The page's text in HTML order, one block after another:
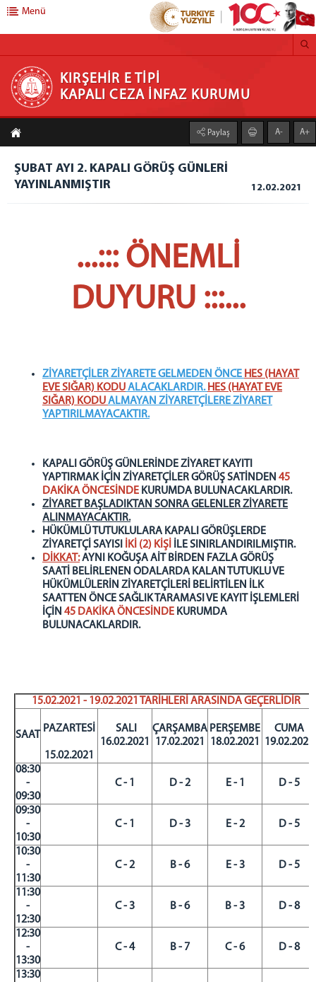
KIRŞEHİR E TİPİ KAPALI CEZA İNFAZ KURUMU
Anasayfa
Bilgilendirme
Mevzuat Bilgi Sistemi
Duyurular
Açık Görüş Günleri
Telefon Görüş Günleri
İşyurdu Faaliyetleri
Satış Mağazası
Çini Atölyesi
Çini ve Ahşap Örnek Modeller
Eğitim Birimi
Emanet Para Bürosu
Sağlık Hizmetleri
Psiko Sosyal Servis
Ziyaret Kabul Bürosu
İletişim
Menü
KIRŞEHİR E TİPİ
KAPALI CEZA İNFAZ KURUMU
Paylaş A- A+
ŞUBAT AYI 2. KAPALI GÖRÜŞ GÜNLERİ
YAYINLANMIŞTIR
12.02.2021
...::: ÖNEMLİ
DUYURU :::...
ZİYARETÇİLER ZİYARETE GELMEDEN ÖNCE HES (HAYAT
EVE SIĞAR) KODUALACAKLARDIR.HES (HAYAT EVE
SIĞAR) KODUALMAYAN ZİYARETÇİLERE ZİYARET
YAPTIRILMAYACAKTIR.
KAPALI GÖRÜŞ GÜNLERİNDE ZİYARET KAYITI
YAPTIRMAK İÇİN ZİYARETÇİLER GÖRÜŞ SATİNDEN 45
DAKİKA ÖNCESİNDE KURUMDA BULUNACAKLARDIR.
ZİYARET BAŞLADIKTAN SONRA GELENLER ZİYARETE
ALINMAYACAKTIR.
HÜKÜMLÜ TUTUKLULARA KAPALI GÖRÜŞLERDE
ZİYARETÇİ SAYISI İKİ (2) KİŞİ İLE SINIRLANDIRILMIŞTIR.
DİKKAT:AYNI KOĞUŞA AİT BİRDEN FAZLA GÖRÜŞ
SAATİ BELİRLENEN ODALARDA KALAN TUTUKLU VE
HÜKÜMLÜLERİN ZİYARETÇİLERİ BELİRTİLEN İLK
SAATTEN ÖNCE SAĞLIK TARAMASI VE KAYIT İŞLEMLERİ
İÇİN 45 DAKİKA ÖNCESİNDE KURUMDA
BULUNACAKLARDIR.
15.02.2021 - 19.02.2021 TARİHLERİ ARASINDA GEÇERLİDİR
SAAT
PAZARTESİ
15.02.2021
SALI
16.02.2021
ÇARŞAMBA
17.02.2021
PERŞEMBE
18.02.2021
CUMA
19.02.2021
08:30
-
09:30
C - 1 D - 2 E - 1 D - 5
09:30
-
10:30
C - 1 D - 3 E - 2 D - 5
10:30
-
11:30
C - 2 B - 6 E - 3 D - 5
11:30
-
12:30
C - 3 B - 6 B - 3 D - 8
12:30
-
13:30
C - 4 B - 7 C - 6 D - 8
13:30